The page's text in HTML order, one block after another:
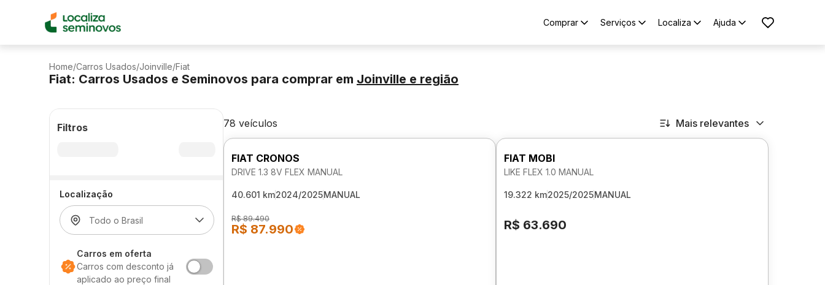
Comprar Serviços Localiza Ajuda
Home/Carros Usados/Joinville/Fiat
Fiat: Carros Usados e Seminovos para comprar em Joinville e região
Filtros
Localização
Carros em oferta
Carros com desconto já
aplicado ao preço final
78 veículos Mais relevantes
FIAT CRONOS
DRIVE 1.3 8V FLEX MANUAL
40.601 km2024/2025MANUAL
R$ 89.490
R$ 87.990
FIAT MOBI
LIKE FLEX 1.0 MANUAL
19.322 km2025/2025MANUAL
R$ 63.690